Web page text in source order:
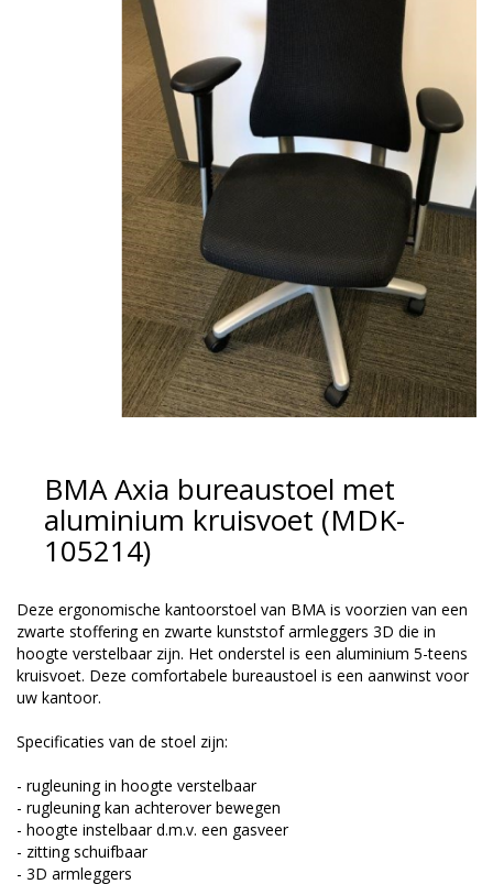
BMA Axia bureaustoel met
aluminium kruisvoet (MDK-
105214)
Deze ergonomische kantoorstoel van BMA is voorzien van een
zwarte stoffering en zwarte kunststof armleggers 3D die in
hoogte verstelbaar zijn. Het onderstel is een aluminium 5-teens
kruisvoet. Deze comfortabele bureaustoel is een aanwinst voor
uw kantoor.
Specificaties van de stoel zijn:
- rugleuning in hoogte verstelbaar
- rugleuning kan achterover bewegen
- hoogte instelbaar d.m.v. een gasveer
- zitting schuifbaar
- 3D armleggers